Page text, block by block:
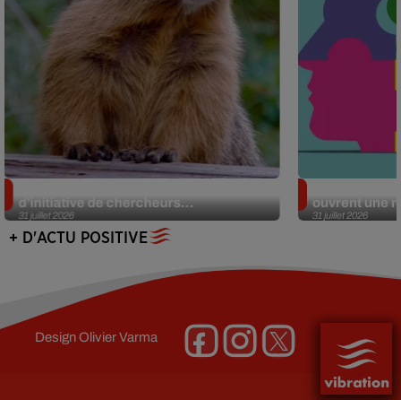
31 juillet 2026
d’initiative de chercheurs...
31 juillet 2026
ouvrent une
+ D'ACTU POSITIVE
DesignOlivier Varma